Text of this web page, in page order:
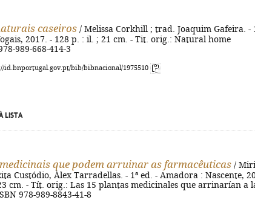
caseiros / Melissa Corkhill ; trad. Joaquim Gafeira. -
2017. - 128 p. : il. ; 21 cm. - Tit. orig.: Natural home
989-668-414-3
id.bnportugal.gov.pt/bib/bibnacional/1975510
LISTA
que podem arruinar as farmacêuticas /
Custódio, Àlex Tarradellas. - 1ª ed. - Amadora : Nascente,
cm. - Tít. orig.: Las 15 plantas medicinales que arrinarían a
978-989-8843-41-8